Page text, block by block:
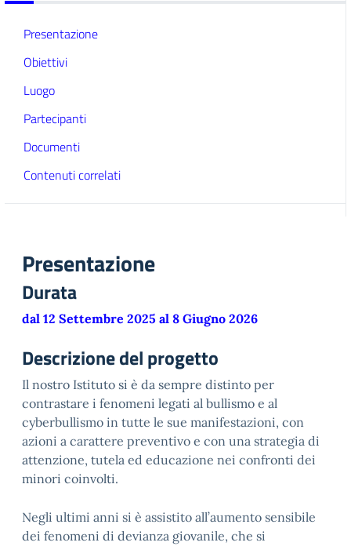
Presentazione
Obiettivi
Luogo
Partecipanti
Documenti
Contenuti correlati
Presentazione
Durata
dal 12 Settembre 2025 al 8 Giugno 2026
Descrizione del progetto
Il nostro Istituto si è da sempre distinto per
contrastare i fenomeni legati al bullismo e al
cyberbullismo in tutte le sue manifestazioni, con
azioni a carattere preventivo e con una strategia di
attenzione, tutela ed educazione nei confronti dei
minori coinvolti.
Negli ultimi anni si è assistito all’aumento sensibile
dei fenomeni di devianza giovanile, che si